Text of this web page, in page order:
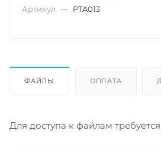
Артикул — PTA013
ФАЙЛЫ ОПЛАТА
Для доступа к файлам требуется